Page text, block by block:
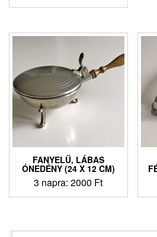
FANYELŰ, LÁBAS
ÓNEDÉNY (24 X 12 CM)
3 napra:2000 Ft